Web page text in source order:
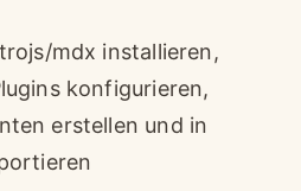
mdx installieren,
konfigurieren,
erstellen und in